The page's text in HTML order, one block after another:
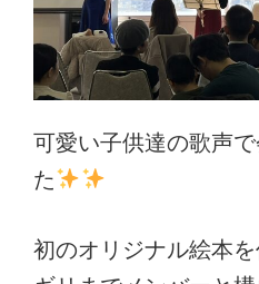
可愛い子供達の歌声
た
初のオリジナル絵本